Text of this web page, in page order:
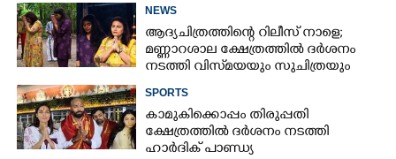
NEWS
ആദ്യചിത്രത്തിന്റെ റിലീസ് നാളെ;
മണ്ണാറശാല ക്ഷേത്രത്തിൽ ദർശനം
നടത്തി വിസ്‌മയയും സുചിത്രയും
SPORTS
കാമുകിക്കൊപ്പം തിരുപ്പതി
ക്ഷേത്രത്തിൽ ദർശനം നടത്തി
ഹാർദിക് പാണ്ഡ്യ